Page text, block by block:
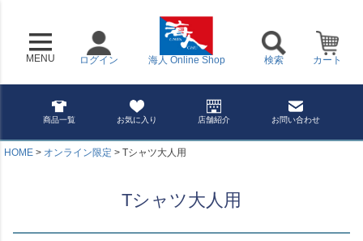
MENU 海人 Online Shop
ログイン 検索 カート
商品一覧 お気に入り 店舗紹介 お問い合わせ
HOME オンライン限定 Tシャツ大人用
Tシャツ大人用